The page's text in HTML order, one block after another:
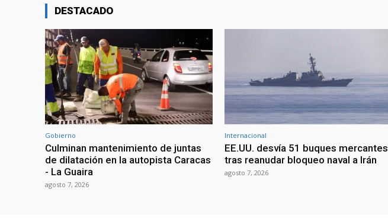
DESTACADO
Gobierno
Culminan mantenimiento de juntas
de dilatación en la autopista Caracas
- La Guaira
agosto 7, 2026
Internacional
EE.UU. desvía 51 buques mercantes
tras reanudar bloqueo naval a Irán
agosto 7, 2026